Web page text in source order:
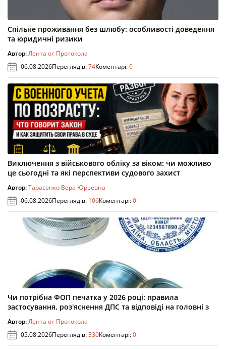
Спільне проживання без шлюбу: особливості доведення
та юридичні ризики
Автор:Лента от Протокола
06.08.2026Переглядів:74Коментарі:0
Виключення з військового обліку за віком: чи можливо
це сьогодні та які перспективи судового захист
Автор:Тарасенко Вера Юрьевна
06.08.2026Переглядів: 106Коментарі:0
Чи потрібна ФОП печатка у 2026 році: правила
застосування, роз'яснення ДПС та відповіді на головні з
Автор:Лента от Протокола
05.08.2026Переглядів:330Коментарі:0